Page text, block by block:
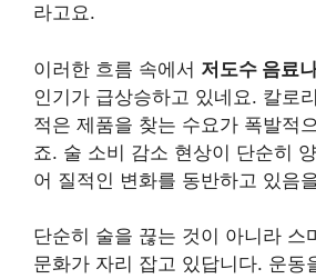
라고요.
이러한 흐름 속에서 저도수 음료
인기가 급상승하고 있네요. 칼로
적은 제품을 찾는 수요가 폭발적
죠. 술 소비 감소 현상이 단순히
어 질적인 변화를 동반하고 있음
단순히 술을 끊는 것이 아니라 스
문화가 자리 잡고 있답니다. 운동